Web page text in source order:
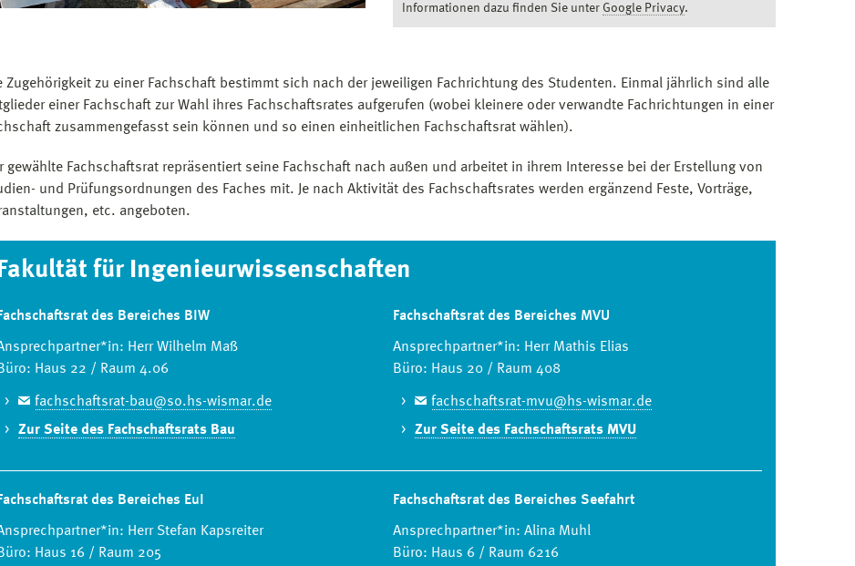
Informationen dazu finden Sie unter Google Privacy.
Zugehörigkeit zu einer Fachschaft bestimmt sich nach der jeweiligen Fachrichtung des Studenten. Einmal jährlich sind alle
einer Fachschaft zur Wahl ihres Fachschaftsrates aufgerufen (wobei kleinere oder verwandte Fachrichtungen in einer
zusammengefasst sein können und so einen einheitlichen Fachschaftsrat wählen).
gewählte Fachschaftsrat repräsentiert seine Fachschaft nach außen und arbeitet in ihrem Interesse bei der Erstellung von
und Prüfungsordnungen des Faches mit. Je nach Aktivität des Fachschaftsrates werden ergänzend Feste, Vorträge,
etc. angeboten.
für Ingenieurwissenschaften
des Bereiches BIW
Herr Wilhelm Maß
Haus 22 / Raum 4.06
fachschaftsrat-bau@so.hs-wismar.de
Zur Seite des Fachschaftsrats Bau
Fachschaftsrat des Bereiches MVU
Ansprechpartner*in: Herr Mathis Elias
Büro: Haus 20 / Raum 408
fachschaftsrat-mvu@hs-wismar.de
Zur Seite des Fachschaftsrats MVU
des Bereiches EuI
Herr Stefan Kapsreiter
Haus 16 / Raum 205
Fachschaftsrat des Bereiches Seefahrt
Ansprechpartner*in: Alina Muhl
Büro: Haus 6 / Raum 6216